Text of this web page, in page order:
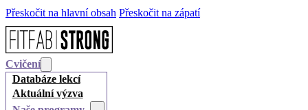
Přeskočit na hlavní obsah Přeskočit na zápatí
Cvičení
Databáze lekcí
Aktuální výzva